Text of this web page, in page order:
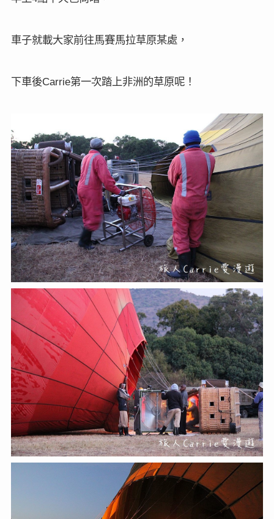
車子就載大家前往馬賽馬拉草原某處，
下車後Carrie第一次踏上非洲的草原呢！